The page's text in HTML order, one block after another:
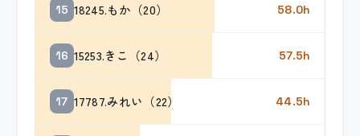
15 18245.もか（20） 58.0h
16 15253.きこ（24） 57.5h
17 17787.みれい（22） 44.5h